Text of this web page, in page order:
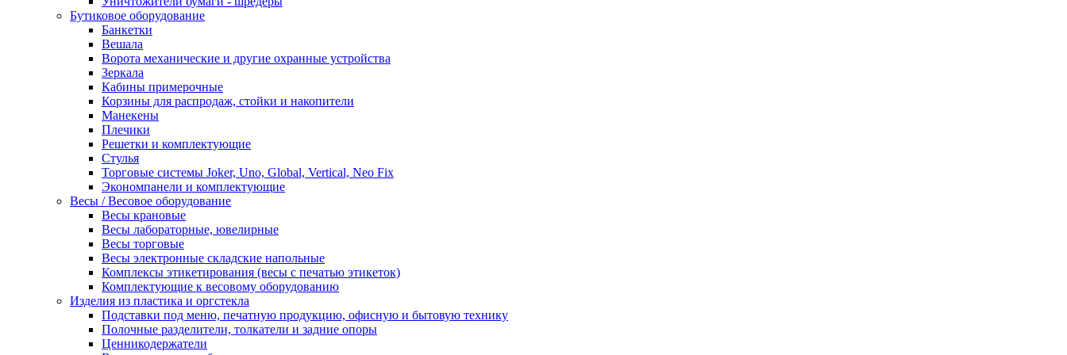
Бутиковое оборудование
Банкетки
Вешала
Ворота механические и другие охранные устройства
Зеркала
Кабины примерочные
Корзины для распродаж, стойки и накопители
Манекены
Плечики
Решетки и комплектующие
Стулья
Торговые системы Joker, Uno, Global, Vertical, Neo Fix
Экономпанели и комплектующие
Весы / Весовое оборудование
Весы крановые
Весы лабораторные, ювелирные
Весы торговые
Весы электронные складские напольные
Комплексы этикетирования (весы с печатью этикеток)
Комплектующие к весовому оборудованию
Изделия из пластика и оргстекла
Подставки под меню, печатную продукцию, офисную и бытовую технику
Полочные разделители, толкатели и задние опоры
Ценникодержатели